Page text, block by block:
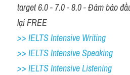
target 6.0 - 7.0 - 8.0 - Đảm bảo
lại FREE
>> IELTS Intensive Writing
>> IELTS Intensive Speaking
>> IELTS Intensive Listening